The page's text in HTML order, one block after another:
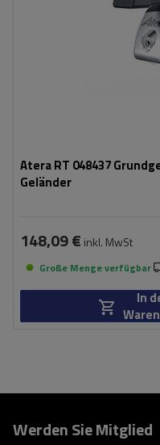
Atera RT 048437
Geländer
148,09 € inkl. MwSt
Große Menge verfügbar
In
Werden Sie Mitglied